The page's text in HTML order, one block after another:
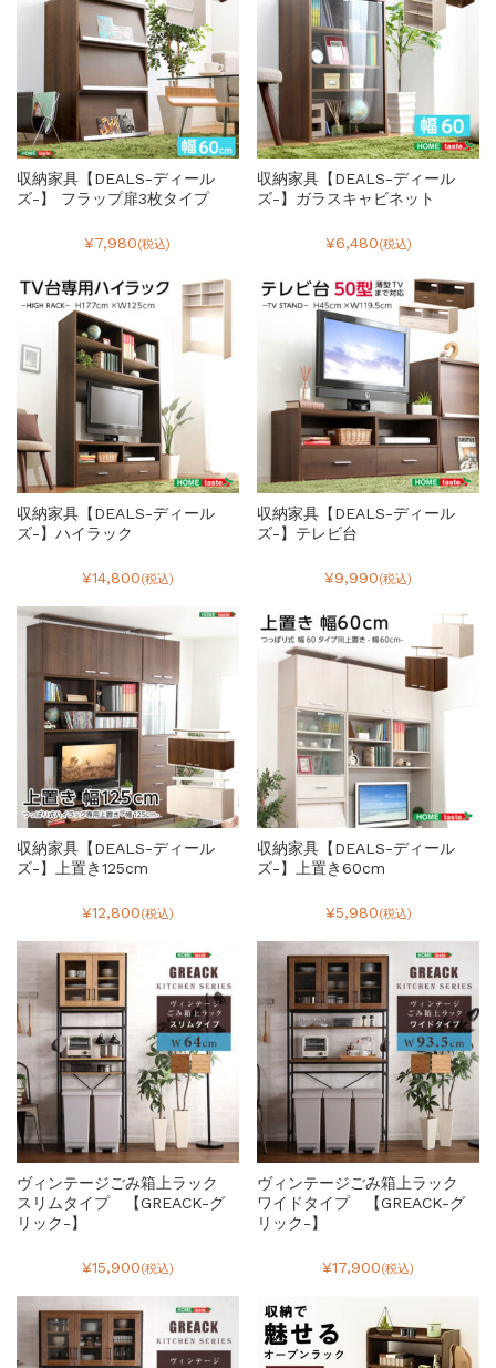
収納家具【DEALS-ディール
ズ-】 フラップ扉3枚タイプ
¥7,980(税込)
収納家具【DEALS-ディール
ズ-】ガラスキャビネット
¥6,480(税込)
収納家具【DEALS-ディール
ズ-】ハイラック
¥14,800(税込)
収納家具【DEALS-ディール
ズ-】テレビ台
¥9,990(税込)
収納家具【DEALS-ディール
ズ-】上置き125cm
¥12,800(税込)
収納家具【DEALS-ディール
ズ-】上置き60cm
¥5,980(税込)
ヴィンテージごみ箱上ラック
スリムタイプ 【GREACK-グ
リック-】
¥15,900(税込)
ヴィンテージごみ箱上ラック
ワイドタイプ 【GREACK-グ
リック-】
¥17,900(税込)